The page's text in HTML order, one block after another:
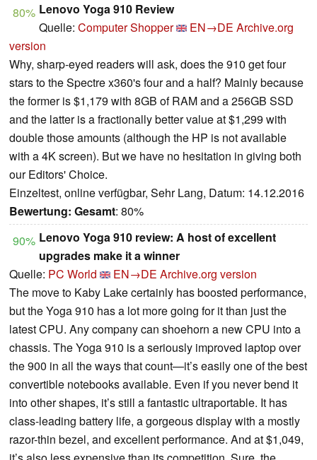
80% Lenovo Yoga 910 Review
Quelle: Computer Shopper EN→DE Archive.org
version
Why, sharp-eyed readers will ask, does the 910 get four
stars to the Spectre x360's four and a half? Mainly because
the former is $1,179 with 8GB of RAM and a 256GB SSD
and the latter is a fractionally better value at $1,299 with
double those amounts (although the HP is not available
with a 4K screen). But we have no hesitation in giving both
our Editors' Choice.
Einzeltest, online verfügbar, Sehr Lang, Datum: 14.12.2016
Bewertung: Gesamt: 80%
90% Lenovo Yoga 910 review: A host of excellent
upgrades make it a winner
Quelle: PC World EN→DE Archive.org version
The move to Kaby Lake certainly has boosted performance,
but the Yoga 910 has a lot more going for it than just the
latest CPU. Any company can shoehorn a new CPU into a
chassis. The Yoga 910 is a seriously improved laptop over
the 900 in all the ways that count—it’s easily one of the best
convertible notebooks available. Even if you never bend it
into other shapes, it’s still a fantastic ultraportable. It has
class-leading battery life, a gorgeous display with a mostly
razor-thin bezel, and excellent performance. And at $1,049,